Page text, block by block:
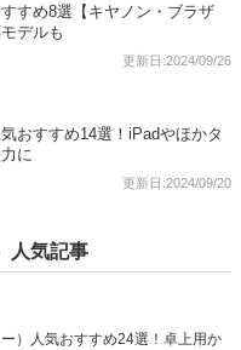
すめ8選【キヤノン・ブラザ
デルも
更新日:2024/09/26
おすすめ14選！iPadやほかタ
に
更新日:2024/09/20
人気記事
）人気おすすめ24選！卓上用か